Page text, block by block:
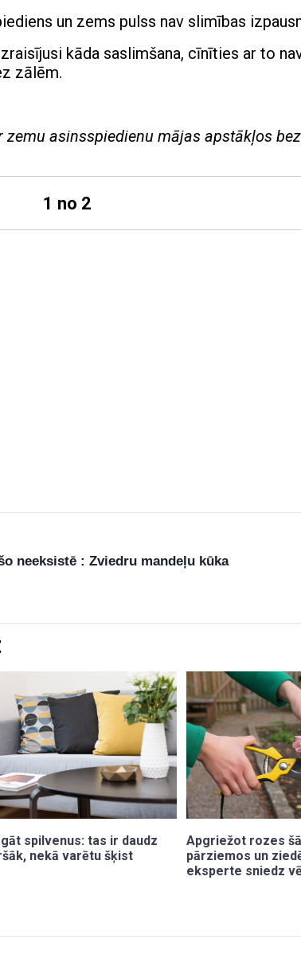
un zems pulss nav slimības
kāda saslimšana, cīnīties ar to
zālēm.
asinsspiedienu mājas apstākļos
1 no 2
spilvenus: tas ir daudz
nekā varētu šķist
Apgriežot rozes
pārziemos un
eksperte sniedz
neeksistē : Zviedru mandeļu kūka